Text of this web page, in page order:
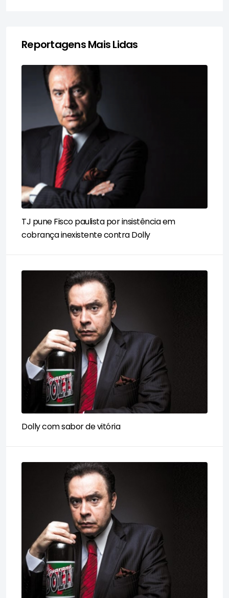
Reportagens Mais Lidas
TJ pune Fisco paulista por insistência em
cobrança inexistente contra Dolly
Dolly com sabor de vitória